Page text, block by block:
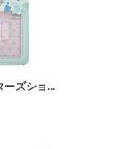
キャラクターズショップ ラフラフ